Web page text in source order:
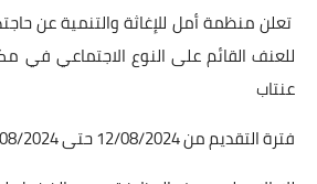
تعلن منظمة أمل للإغاثة والتنمية عن
للعنف القائم على النوع الاجتماعي في
عنتاب
فترة التقديم من 12/08/2024 حتى 17/08/2024